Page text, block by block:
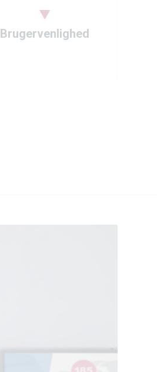
Brugervenlighed